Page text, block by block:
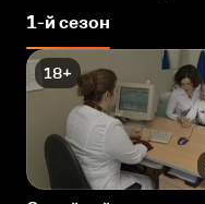
1-й сезон
18+